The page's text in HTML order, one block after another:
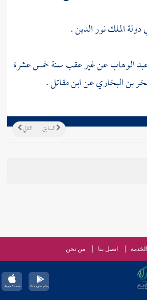
دولة الملكنور الدين.
الوهابعن غير عقب سنة خمس عشرة
بن البخاريعنابن مقاتل.
التالي السابق
اتصل بنا من نحن